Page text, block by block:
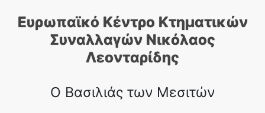
Ευρωπαϊκό Κέντρο Κτηματικών
Συναλλαγών Nικόλαος
Λεονταρίδης
Ο Βασιλιάς των Μεσιτών